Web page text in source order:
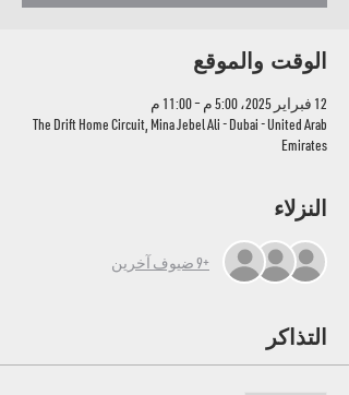
الوقت والموقع
12 فبراير 2025، 5:00 م – 11:00 م
The Drift Home Circuit, Mina Jebel Ali - Dubai - United Arab
Emirates
النزلاء
+9 ضيوف آخرين
التذاكر